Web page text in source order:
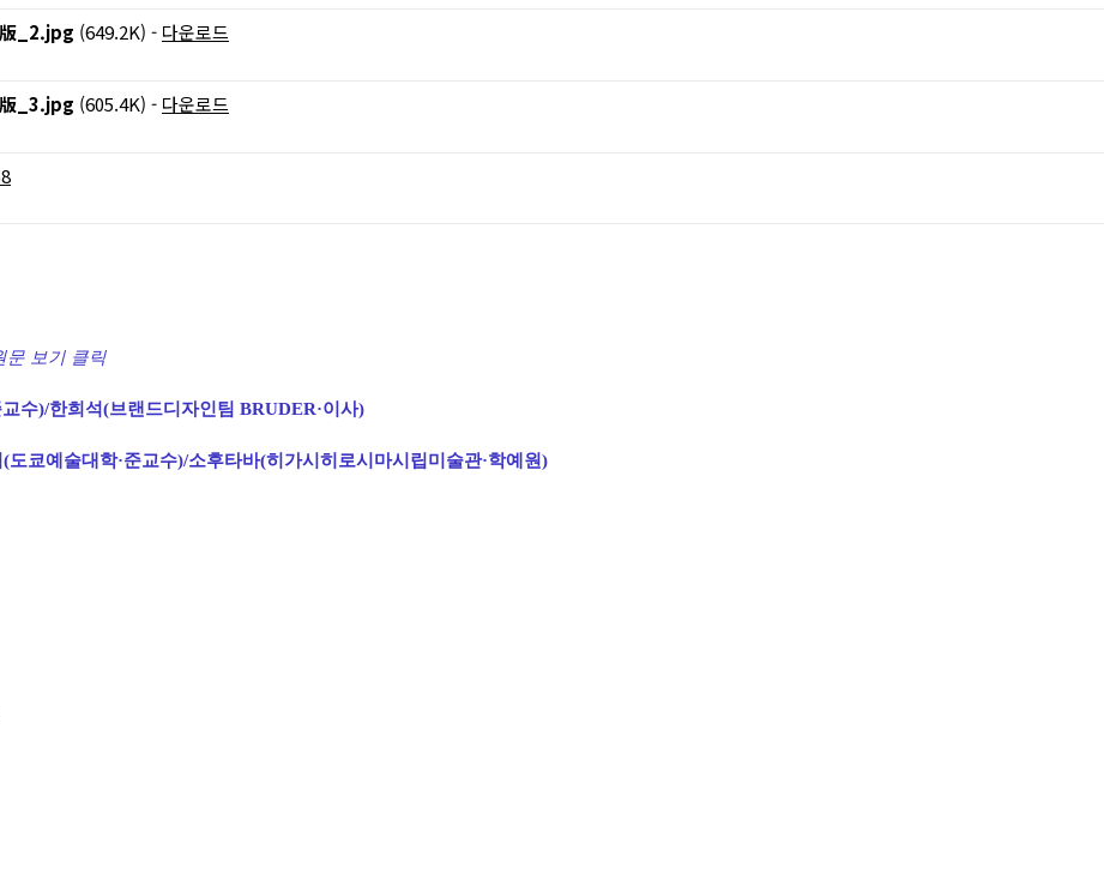
_2.jpg (649.2K) - 다운로드
_3.jpg (605.4K) - 다운로드
문 보기 클릭
수)/한희석(브랜드디자인팀 BRUDER·이사)
쿄예술대학·준교수)/소후타바(히가시히로시마시립미술관·학예원)